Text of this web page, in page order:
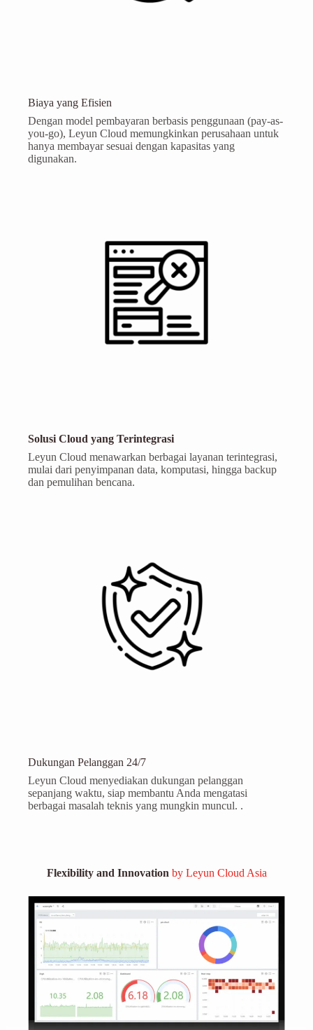
Biaya yang Efisien
Dengan model pembayaran berbasis penggunaan (pay-as-
you-go), Leyun Cloud memungkinkan perusahaan untuk
hanya membayar sesuai dengan kapasitas yang
digunakan.
Solusi Cloud yang Terintegrasi
Leyun Cloud menawarkan berbagai layanan terintegrasi,
mulai dari penyimpanan data, komputasi, hingga backup
dan pemulihan bencana.
Dukungan Pelanggan 24/7
Leyun Cloud menyediakan dukungan pelanggan
sepanjang waktu, siap membantu Anda mengatasi
berbagai masalah teknis yang mungkin muncul. .
Flexibility and Innovation by Leyun Cloud Asia